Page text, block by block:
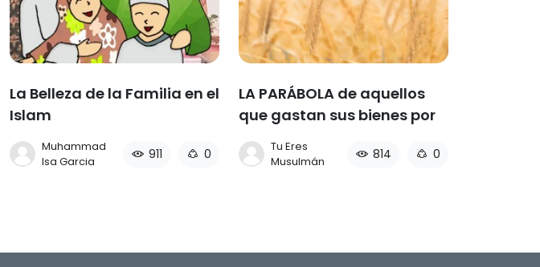
La Belleza de la Familia en el
Islam
Muhammad
Isa Garcia
911 0
LA PARÁBOLA de aquellos
que gastan sus bienes por
la causa de Dios
Tu Eres
Musulmán
814 0